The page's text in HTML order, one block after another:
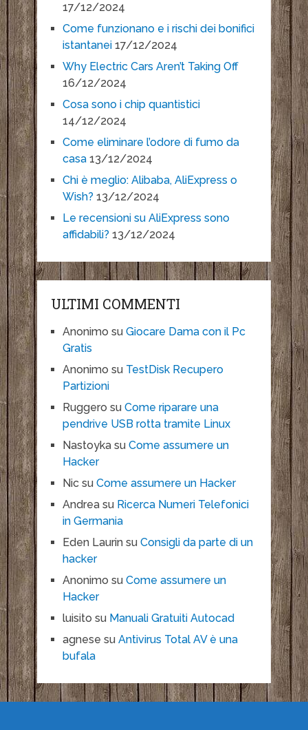
17/12/2024
Come funzionano e i rischi dei bonifici
istantanei 17/12/2024
Why Electric Cars Aren’t Taking Off
16/12/2024
Cosa sono i chip quantistici
14/12/2024
Come eliminare l’odore di fumo da
casa 13/12/2024
Chi è meglio: Alibaba, AliExpress o
Wish? 13/12/2024
Le recensioni su AliExpress sono
affidabili? 13/12/2024
ULTIMI COMMENTI
Anonimo su Giocare Dama con il Pc
Gratis
Anonimo su TestDisk Recupero
Partizioni
Ruggero su Come riparare una
pendrive USB rotta tramite Linux
Nastoykasu Come assumere un
Hacker
Nicsu Come assumere un Hacker
Andreasu Ricerca Numeri Telefonici
in Germania
Eden Laurinsu Consigli da parte di un
hacker
Anonimo su Come assumere un
Hacker
luisito su Manuali Gratuiti Autocad
agnese su Antivirus Total AV è una
bufala